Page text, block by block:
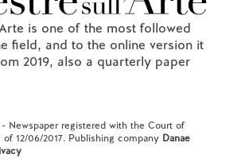
is one of the most followed
field, and to the online version it
2019, also a quarterly paper
Newspaper registered with the Court of
12/06/2017. Publishing company Danae